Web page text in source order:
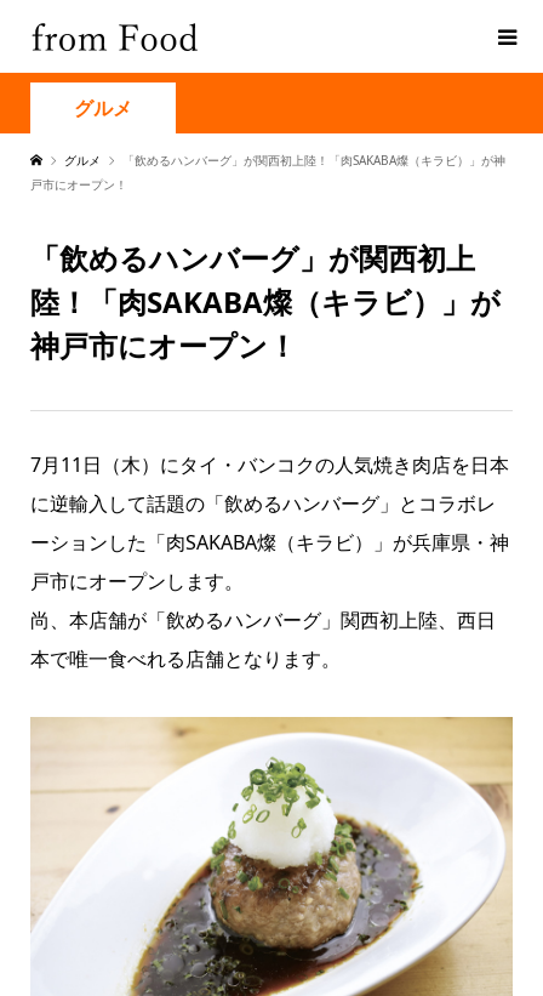
グルメ
グルメ
「飲めるハンバーグ」が関西初上陸！「肉SAKABA燦（キラビ）」が神
戸市にオープン！
「飲めるハンバーグ」が関西初上
陸！「肉SAKABA燦（キラビ）」が
神戸市にオープン！
7月11日（木）にタイ・バンコクの人気焼き肉店を日本
に逆輸入して話題の「飲めるハンバーグ」とコラボレ
ーションした「肉SAKABA燦（キラビ）」が兵庫県・神
戸市にオープンします。
尚、本店舗が「飲めるハンバーグ」関西初上陸、西日
本で唯一食べれる店舗となります。